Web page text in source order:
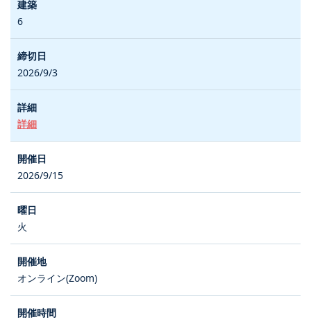
6
2026/9/3
詳細
2026/9/15
火
オンライン(Zoom)